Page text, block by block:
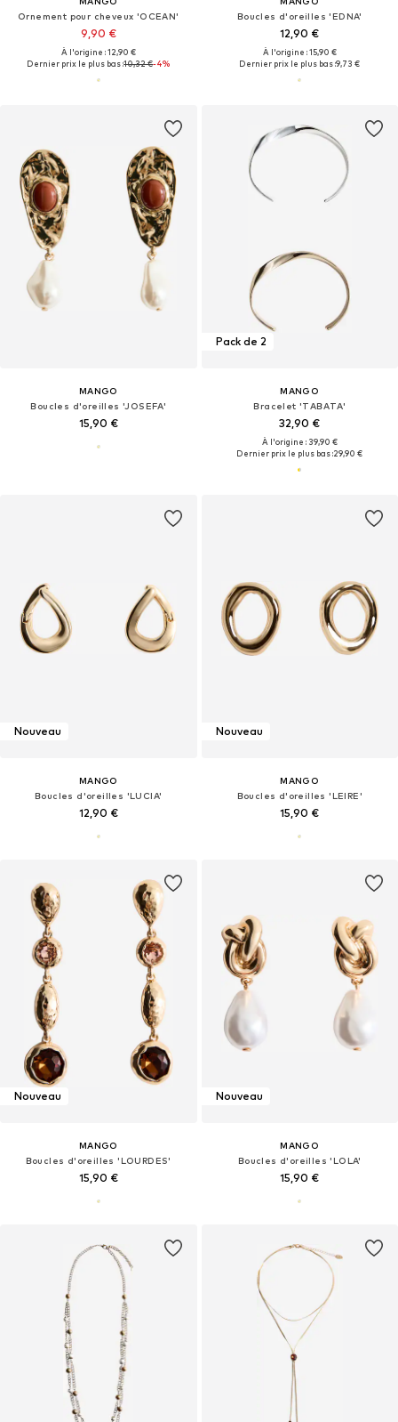
Ornement pour cheveux 'OCEAN'
9,90 €
À l'origine : 12,90 €
Dernier prix le plus bas :10,32 €-4%
Boucles d'oreilles 'EDNA'
12,90 €
À l'origine : 15,90 €
Dernier prix le plus bas :9,73 €
MANGO
Boucles d'oreilles 'JOSEFA'
15,90 €
Pack de 2
MANGO
Bracelet 'TABATA'
32,90 €
À l'origine : 39,90 €
Dernier prix le plus bas :29,90 €
Nouveau
MANGO
Boucles d'oreilles 'LUCIA'
12,90 €
Nouveau
MANGO
Boucles d'oreilles 'LEIRE'
15,90 €
Nouveau
MANGO
Boucles d'oreilles 'LOURDES'
15,90 €
Nouveau
MANGO
Boucles d'oreilles 'LOLA'
15,90 €